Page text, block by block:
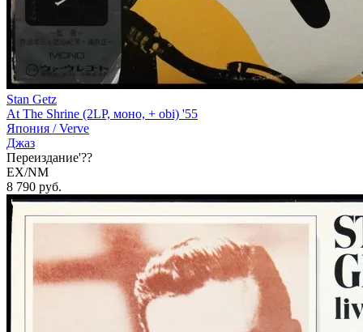
Stan Getz
At The Shrine (2LP, моно, + obi) '55
Япония /Verve
Джаз
Переиздание'??
EX/NM
8 790 руб.